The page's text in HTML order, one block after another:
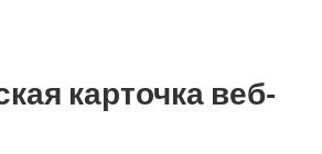
карточка веб-